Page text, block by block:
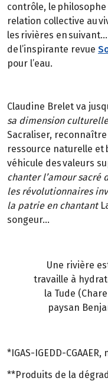
contrôle, le
relation collective au
les rivières en
de l’inspirante revue
pour l’eau.
Claudine Brelet va
sa dimension
Sacraliser,
ressource naturelle et
véhicule des valeurs
chanter l’amour sacré
les révolutionnaires
la patrie en chantant
songeur…
Une rivière
travaille à
la Tude
paysan
*IGAS-IGEDD-
**Produits de la